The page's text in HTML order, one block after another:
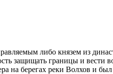
либо князем из
защищать грани­цы и вести
на берегах реки Волхов и